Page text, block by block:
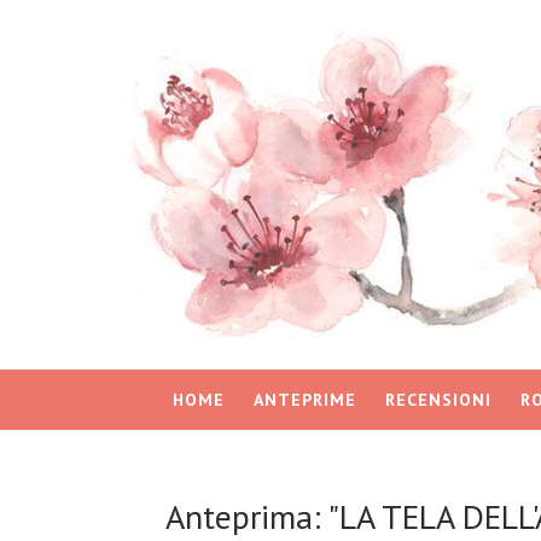
HOME ANTEPRIME RECENSIONI
Anteprima: "LA TELA